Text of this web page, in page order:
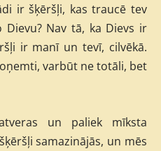
ir šķēršļi, kas traucē tev
Nav tā, ka Dievs ir
ir manī un tevī, cilvēkā.
varbūt ne totāli, bet
un paliek mīksta
samazinājās, un mēs